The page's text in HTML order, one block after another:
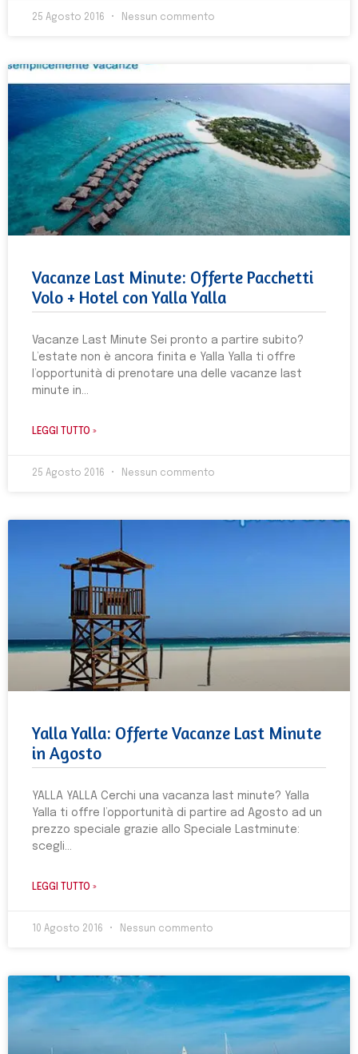
25 Agosto 2016 Nessun commento
Vacanze Last Minute: Offerte Pacchetti
Volo + Hotel con Yalla Yalla
Vacanze Last Minute Sei pronto a partire subito?
L’estate non è ancora finita e Yalla Yalla ti offre
l’opportunità di prenotare una delle vacanze last
minute in
LEGGI TUTTO »
25 Agosto 2016 Nessun commento
Yalla Yalla: Offerte Vacanze Last Minute
in Agosto
YALLA YALLA Cerchi una vacanza last minute? Yalla
Yalla ti offre l’opportunità di partire ad Agosto ad un
prezzo speciale grazie allo Speciale Lastminute:
scegli
LEGGI TUTTO »
10 Agosto 2016 Nessun commento